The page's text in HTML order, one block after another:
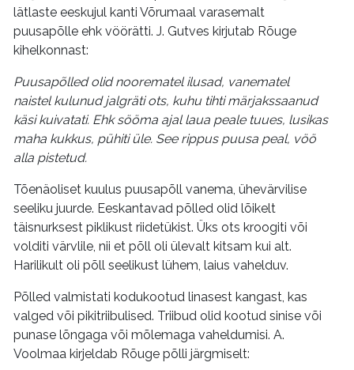
lätlaste eeskujul kanti Võrumaal varasemalt
puusapõlle ehk vöörätti. J. Gutves kirjutab Rõuge
kihelkonnast:
Puusapõlled olid noorematel ilusad, vanematel
naistel kulunud jalgräti ots, kuhu tihti märjakssaanud
käsi kuivatati. Ehk sööma ajal laua peale tuues, lusikas
maha kukkus, pühiti üle. See rippus puusa peal, vöö
alla pistetud.
Tõenäoliset kuulus puusapõll vanema, ühevärvilise
seeliku juurde. Eeskantavad põlled olid lõikelt
täisnurksest piklikust riidetükist. Üks ots kroogiti või
volditi värvlile, nii et põll oli ülevalt kitsam kui alt.
Harilikult oli põll seelikust lühem, laius vahelduv.
Põlled valmistati kodukootud linasest kangast, kas
valged või pikitriibulised. Triibud olid kootud sinise või
punase lõngaga või mõlemaga vaheldumisi. A.
Voolmaa kirjeldab Rõuge põlli järgmiselt: